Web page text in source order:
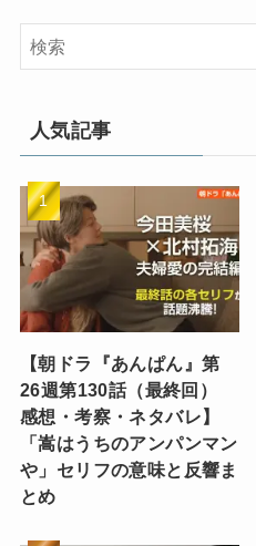
人気記事
【朝ドラ『あんぱん』第
26週第130話（最終回）
感想・考察・ネタバレ】
「嵩はうちのアンパンマン
や」セリフの意味と反響ま
とめ